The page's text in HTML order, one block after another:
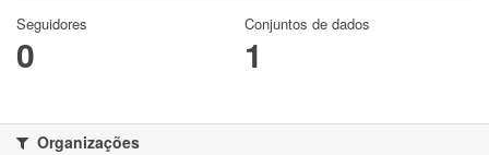
Seguidores
0
Conjuntos de dados
1
Organizações